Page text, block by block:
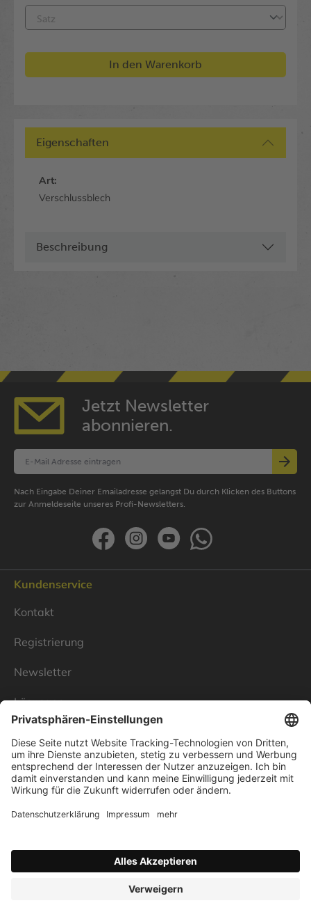
In den Warenkorb
Eigenschaften
Art:
Verschlussblech
Beschreibung
Jetzt Newsletter
abonnieren.
Nach Eingabe Deiner Emailadresse gelangst Du durch Klicken des Buttons
zur Anmeldeseite unseres Profi-Newsletters.
Kundenservice
Kontakt
Registrierung
Newsletter
Lösungen
Über Linnenbecker
Unsere Standorte
Unternehmen
Datenschutz